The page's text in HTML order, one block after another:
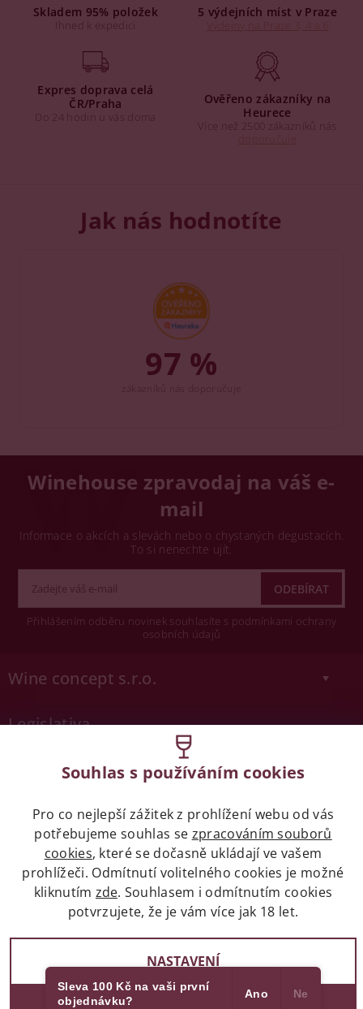
Skladem 95% položek
Ihned k expedici
5 výdejních míst v Praze
Expres doprava celá
ČR/Praha
Do 24 hodin u vás doma
Ověřeno zákazníky na
Heurece
Více než 2500 zákazníků nás
Jak nás hodnotíte
97 %
Winehouse zpravodaj na váš e-
mail
Informace o akcích a slevách nebo o chystaných degustacích.
To si nenechte ujít.
Přihlášením odběru novinek souhlasíte s podmínkami ochrany
osobních údajů
Wine concept s.r.o.
Legislativa
Zákaz prodeje alkoholických nápojů osobám
mladších 18 let.
Naše služby
Vše o nákupu
Vytvořil Shoptet
Souhlas s používáním cookies
Pro co nejlepší zážitek z prohlížení webu od vás
potřebujeme souhlas se zpracováním souborů
cookies, které se dočasně ukládají ve vašem
prohlížeči. Odmítnutí volitelného cookies je možné
kliknutím zde. Souhlasem i odmítnutím cookies
potvrzujete, že je vám více jak 18 let.
NASTAVENÍ
Sleva 100 Kč na vaši první
objednávku?
Ano Ne